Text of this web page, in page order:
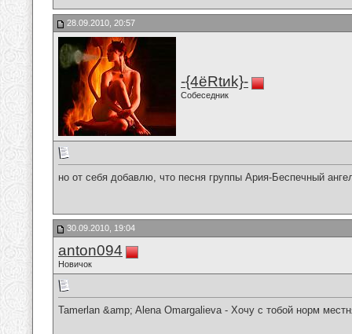
28.09.2010, 20:57
-{4ёRtиk}-
Собеседник
но от себя добавлю, что песня группы Ария-Беспечный
30.09.2010, 19:04
anton094
Новичок
Tamerlan &amp; Alena Omargalieva - Хочу с тобой норм